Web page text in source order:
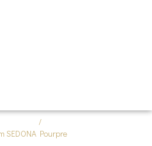
/
SEDONA Pourpre